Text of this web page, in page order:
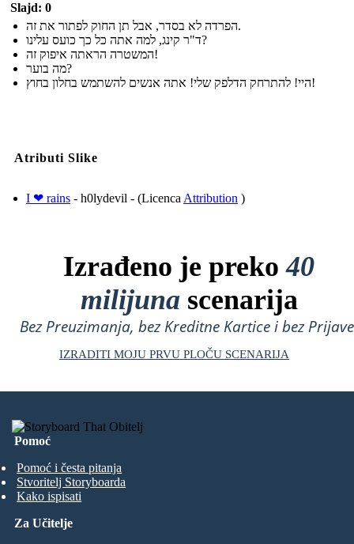
Slajd: 0
הפרדה לא בסדר, אבל תן החוק לפתור את זה.
ד"ר קינג, למה אתה כל כך כועס עלינו?
המשטרה הראתה איפוק זה!
מה בוער?
היי! להתרחק הדלפק שלי! אתה אנשים להשתמש בחלון בחוץ!
Atributi Slike
I ❤ rains - h0lydevil - (Licenca Attribution )
Izrađeno je preko40
milijuna scenarija
Bez Preuzimanja, bez Kreditne Kartice i bez
IZRADITI MOJU PRVU PLOČU SCENARIJA
Pomoć
Pomoć i česta pitanja
Stvoritelj Storyboarda
Kako ispisati
Za Učitelje